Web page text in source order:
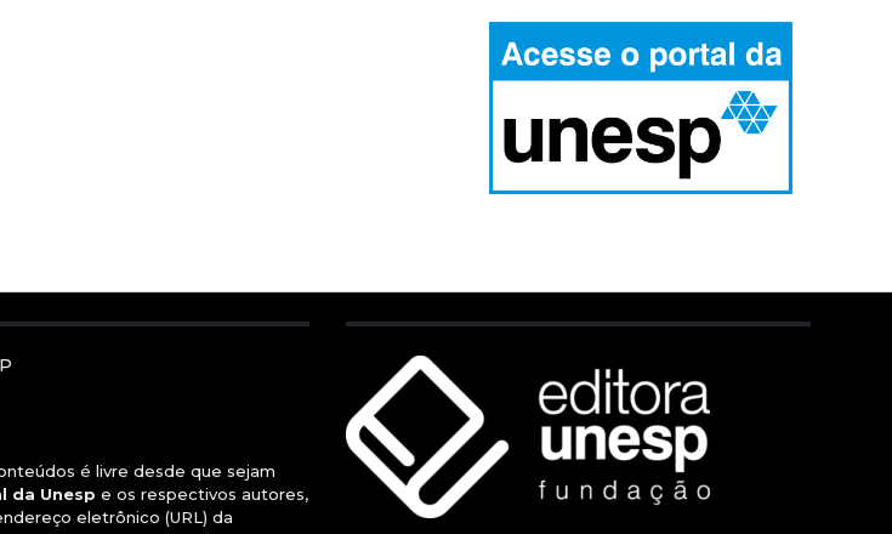
é livre desde que sejam
da Unesp e os respectivos autores,
eletrônico (URL) da